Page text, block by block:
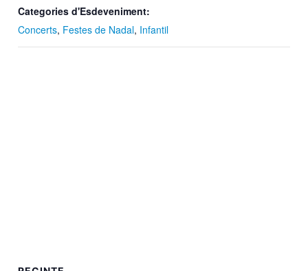
Categories d'Esdeveniment:
Concerts, Festes de Nadal, Infantil